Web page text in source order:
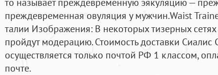
преждевременная овуляция у мужчин.Waist
талии Изображения: В некоторых тизерных
пройдут модерацию. Стоимость доставки Сиалис
осуществляется только почтой РФ 1 классом,
почте.